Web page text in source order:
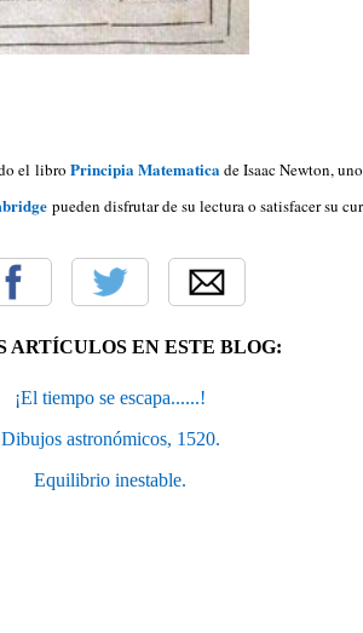
el libro Principia Matematicade Isaac Newton,
pueden disfrutar de su lectura o satisfacer su
ARTÍCULOS EN ESTE BLOG:
¡El tiempo se escapa......!
Dibujos astronómicos, 1520.
Equilibrio inestable.